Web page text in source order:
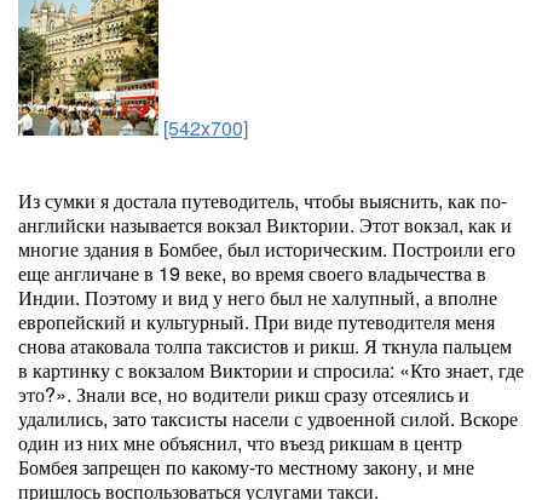
[542x700]
Из сумки я достала путеводитель, чтобы выяснить, как по-
английски называется вокзал Виктории. Этот вокзал, как и
многие здания в Бомбее, был историческим. Построили его
еще англичане в 19 веке, во время своего владычества в
Индии. Поэтому и вид у него был не халупный, а вполне
европейский и культурный. При виде путеводителя меня
снова атаковала толпа таксистов и рикш. Я ткнула пальцем
в картинку с вокзалом Виктории и спросила: «Кто знает, где
это?». Знали все, но водители рикш сразу отсеялись и
удалились, зато таксисты насели с удвоенной силой. Вскоре
один из них мне объяснил, что въезд рикшам в центр
Бомбея запрещен по какому-то местному закону, и мне
пришлось воспользоваться услугами такси.